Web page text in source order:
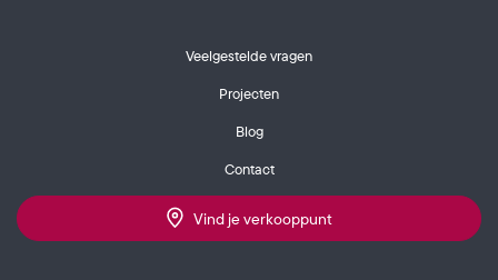
Veelgestelde vragen
Projecten
Blog
Contact
Vind je verkooppunt